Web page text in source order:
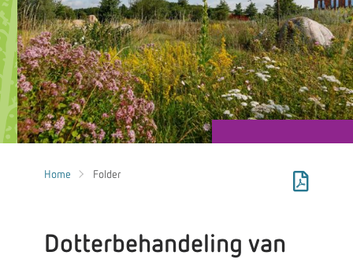
Home Folder
Dotterbehandeling van